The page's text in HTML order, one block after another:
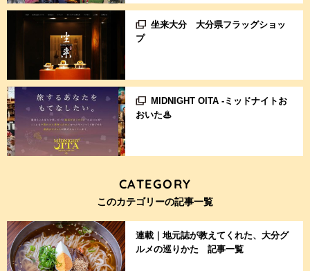
坐来大分 大分県フラッグショッ
プ
MIDNIGHT OITA -ミッドナイトお
おいた♨
CATEGORY
このカテゴリーの記事一覧
連載｜地元誌が教えてくれた、大分グ
ルメの巡りかた 記事一覧